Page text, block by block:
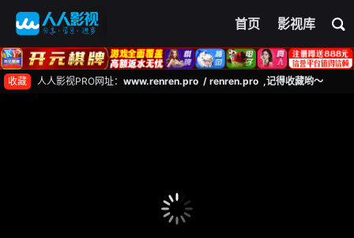
首页 影视库
收藏 人人影视PRO网址： www.renren.pro / renren.pro ,记得收藏哟～